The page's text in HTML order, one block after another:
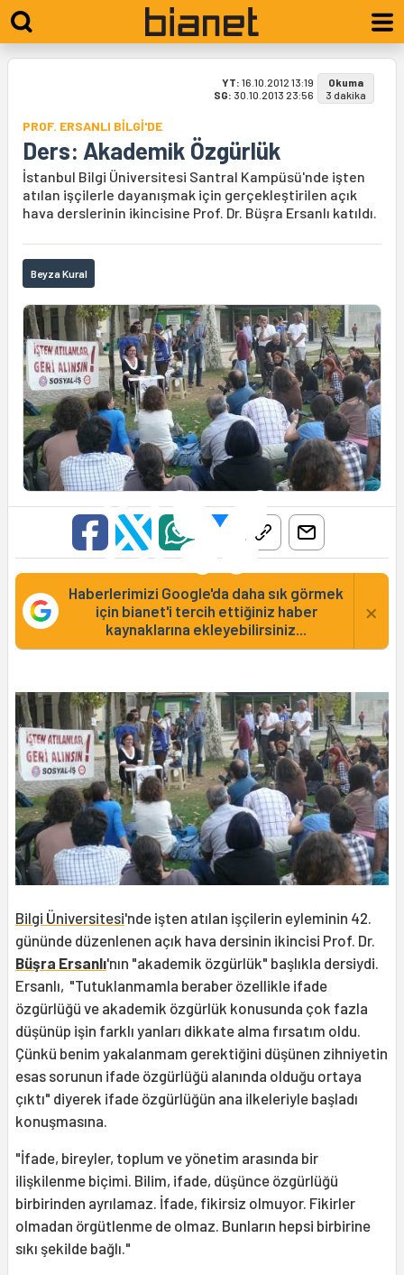
YT: 16.10.2012 13:19
SG: 30.10.2013 23:56
Okuma
3 dakika
PROF. ERSANLI BİLGİ'DE
Ders: Akademik Özgürlük
İstanbul Bilgi Üniversitesi Santral Kampüsü'nde işten
atılan işçilerle dayanışmak için gerçekleştirilen açık
hava derslerinin ikincisine Prof. Dr. Büşra Ersanlı katıldı.
Beyza Kural
Haberlerimizi Google'da daha sık görmek
için bianet'i tercih ettiğiniz haber
kaynaklarına ekleyebilirsiniz...
×
Bilgi Üniversitesi'nde işten atılan işçilerin eyleminin 42.
gününde düzenlenen açık hava dersinin ikincisi Prof. Dr.
Büşra Ersanlı'nın "akademik özgürlük" başlıkla dersiydi.
Ersanlı, "Tutuklanmamla beraber özellikle ifade
özgürlüğü ve akademik özgürlük konusunda çok fazla
düşünüp işin farklı yanları dikkate alma fırsatım oldu.
Çünkü benim yakalanmam gerektiğini düşünen zihniyetin
esas sorunun ifade özgürlüğü alanında olduğu ortaya
çıktı" diyerek ifade özgürlüğün ana ilkeleriyle başladı
konuşmasına.
"İfade, bireyler, toplum ve yönetim arasında bir
ilişkilenme biçimi. Bilim, ifade, düşünce özgürlüğü
birbirinden ayrılamaz. İfade, fikirsiz olmuyor. Fikirler
olmadan örgütlenme de olmaz. Bunların hepsi birbirine
sıkı şekilde bağlı."